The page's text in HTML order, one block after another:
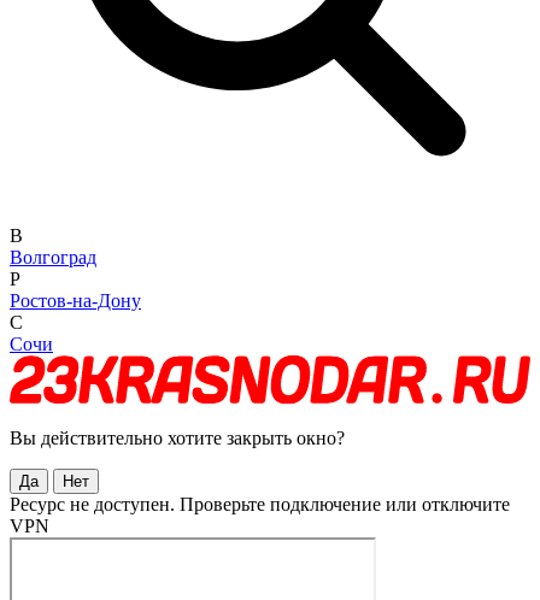
В
Волгоград
Р
Ростов-на-Дону
С
Сочи
Вы действительно хотите закрыть окно?
Да Нет
Ресурс не доступен. Проверьте подключение или отключите
VPN